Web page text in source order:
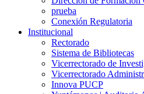
prueba
Conexión Regulatoria
Institucional
Rectorado
Sistema de Bibliotecas
Vicerrectorado de
Vicerrectorado
Innova PUCP